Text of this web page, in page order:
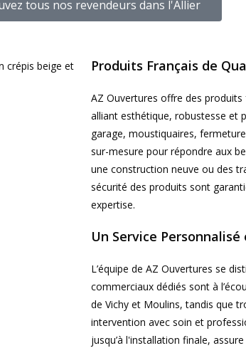
tous nos revendeurs dans l'Allier
Produits Français de
AZ Ouvertures offre des produits
alliant esthétique, robustesse et
garage, moustiquaires,
sur-mesure pour répondre aux
une construction neuve ou des
sécurité des produits sont
expertise.
Un Service Personnalisé
L’équipe de AZ Ouvertures se
commerciaux dédiés sont à
de Vichy et Moulins, tandis que
intervention avec soin et
jusqu’à l'installation finale,